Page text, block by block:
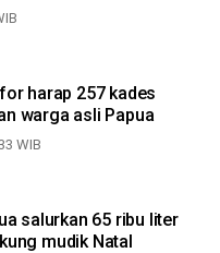
harap 257 kades
warga asli Papua
WIB
salurkan 65 ribu liter
mudik Natal